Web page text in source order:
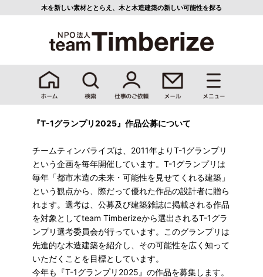
木を新しい素材ととらえ、 木と木造建築の新しい可能性を探る
『T-1グランプリ2025』作品公募について
チームティンバライズは、2011年よりT-1グランプリ
という企画を毎年開催しています。T-1グランプリは
毎年「都市木造の未来・可能性を見せてくれる建築」
という観点から、際だって優れた作品の設計者に贈ら
れます。選考は、公募及び建築雑誌に掲載される作品
を対象としてteam Timberizeから選出されるT-1グラ
ンプリ選考委員会が行っています。このグランプリは
先進的な木造建築を紹介し、その可能性を広く知って
いただくことを目標としています。
今年も『T-1グランプリ2025』の作品を募集します。